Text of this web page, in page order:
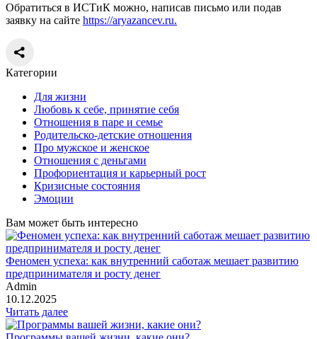
Обратиться в ИСТиК можно, написав письмо или подав
заявку на сайте https://aryazancev.ru.
Категории
Для жизни
Любовь к себе, принятие себя
Отношения в паре и семье
Родительско-детские отношения
Про мужское и женское
Отношения с деньгами
Профориентация и карьерный рост
Кризисные состояния
Эмоции
Вам может быть интересно
Феномен успеха: как внутренний саботаж мешает развитию
предпринимателя и росту денег
Admin
10.12.2025
Читать далее